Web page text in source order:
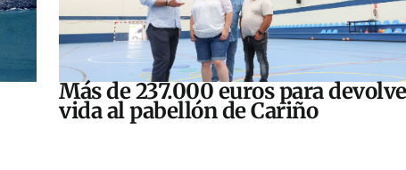
Más de 237.000 euros para
vida al pabellón de Cariño